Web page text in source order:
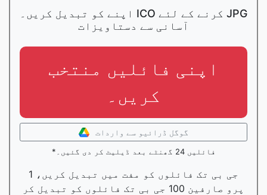
اپنے کو تبدیل کریں۔ ICO کرنے کے لئے JPG
آسانی سے دستاویزات
اپنی فائلیں منتخب
کریں۔
گوگل ڈرائیو سے واردات
*فائلیں 24 گھنٹے بعد ڈیلیٹ کر دی گئیں۔
1 جی بی تک فائلوں کو مفت میں تبدیل کریں،
پرو صارفین 100 جی بی تک فائلوں کو تبدیل کر